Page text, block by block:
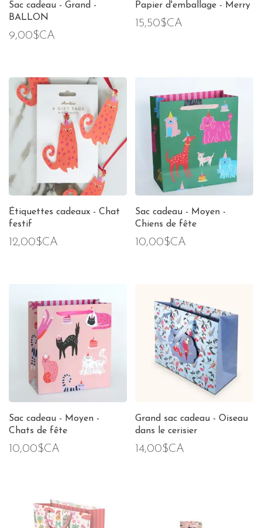
Sac cadeau - Grand -
BALLON
9,00$CA
Papier d'emballage - Merry
15,50$CA
Étiquettes cadeaux - Chat
festif
12,00$CA
Sac cadeau - Moyen -
Chiens de fête
10,00$CA
Sac cadeau - Moyen -
Chats de fête
10,00$CA
Grand sac cadeau - Oiseau
dans le cerisier
14,00$CA